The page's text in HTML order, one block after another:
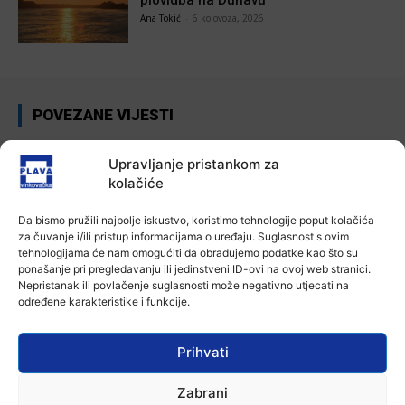
Upravljanje pristankom za
kolačiće
Da bismo pružili najbolje iskustvo, koristimo tehnologije poput kolačića
za čuvanje i/ili pristup informacijama o uređaju. Suglasnost s ovim
tehnologijama će nam omogućiti da obrađujemo podatke kao što su
ponašanje pri pregledavanju ili jedinstveni ID-ovi na ovoj web stranici.
Nepristanak ili povlačenje suglasnosti može negativno utjecati na
određene karakteristike i funkcije.
Prihvati
Zabrani
Ana Tokić 6 kolovoza, 2026
POVEZANE VIJESTI
Autoklub Vinkovci u rujnu će obilježiti
stotu godišnjicu djelovanja
Aktualno
Za dva tjedna započinje još jedna
Divlja liga
7 kolovoza, 2026
Aktualno
U Županji održana Ljetna škola magije
7 kolovoza, 2026